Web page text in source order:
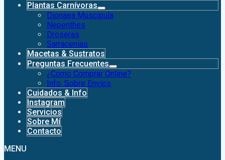
Plantas Carnívoras
Dionaea Muscipula
Nepenthes
Droseras
Sarracenias
Macetas & Sustratos
Preguntas Frecuentes
¿Como Comprar Online?
Info. Sobre Envíos
Cuidados & Info
Instagram
Servicios
Sobre Mí
Contacto
MENU